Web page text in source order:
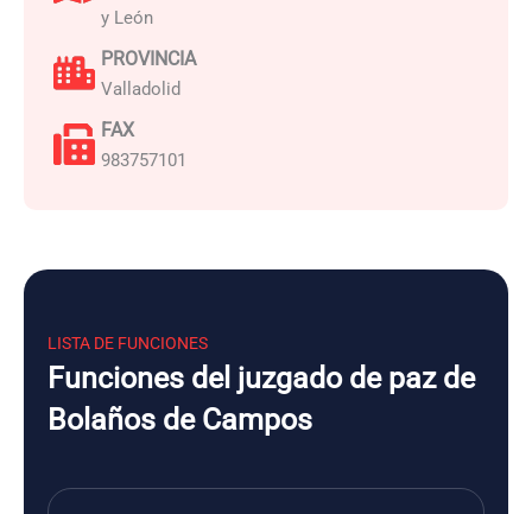
y León
PROVINCIA
Valladolid
FAX
983757101
LISTA DE FUNCIONES
Funciones del juzgado de paz de
Bolaños de Campos